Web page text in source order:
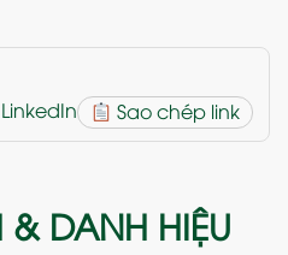
LinkedIn Sao chép link
& DANH HIỆU